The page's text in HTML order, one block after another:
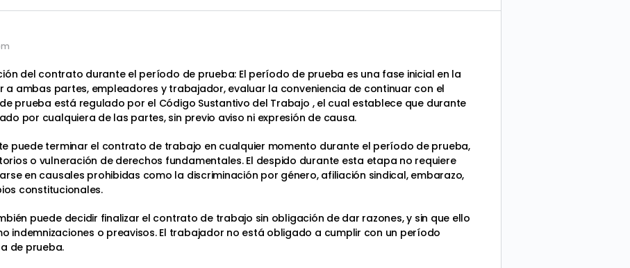
del contrato durante el período de prueba: El período de prueba es una fase inicial en la
a ambas partes, empleadores y trabajador, evaluar la conveniencia de continuar con el
prueba está regulado por el Código Sustantivo del Trabajo , el cual establece que durante
por cualquiera de las partes, sin previo aviso ni expresión de causa.
puede terminar el contrato de trabajo en cualquier momento durante el período de prueba,
o vulneración de derechos fundamentales. El despido durante esta etapa no requiere
en causales prohibidas como la discriminación por género, afiliación sindical, embarazo,
constitucionales.
puede decidir finalizar el contrato de trabajo sin obligación de dar razones, y sin que ello
indemnizaciones o preavisos. El trabajador no está obligado a cumplir con un período
de prueba.